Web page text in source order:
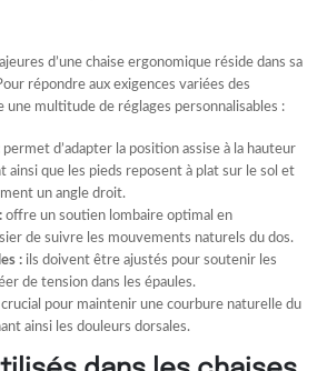
d’une chaise ergonomique réside dans sa
répondre aux exigences variées des
une multitude de réglages personnalisables :
permet d’adapter la position assise à la hauteur
ainsi que les pieds reposent à plat sur le sol et
un angle droit.
offre un soutien lombaire optimal en
de suivre les mouvements naturels du dos.
:ils doivent être ajustés pour soutenir les
de tension dans les épaules.
pour maintenir une courbure naturelle du
ainsi les douleurs dorsales.